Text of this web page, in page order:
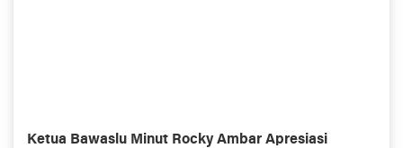
Ketua Bawaslu Minut Rocky Ambar Apresiasi